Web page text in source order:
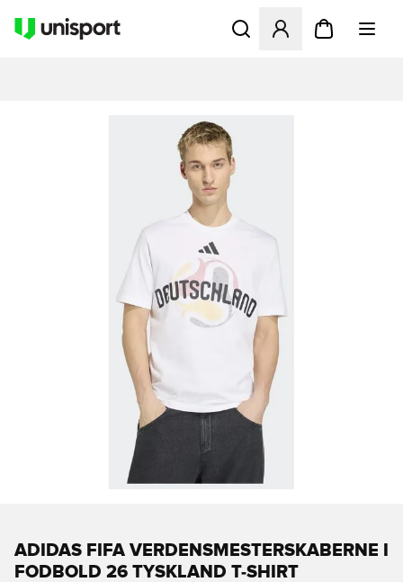
Åbner en Modal til at
ADIDAS FIFA VERDENSMESTERSKABERNE I
FODBOLD 26 TYSKLAND T-SHIRT